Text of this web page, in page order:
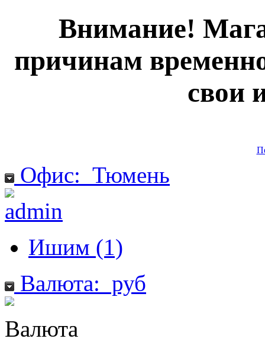
Внимание!
причинам
свои
Офис: Тюмень
Ишим (1)
Валюта: руб
Валюта